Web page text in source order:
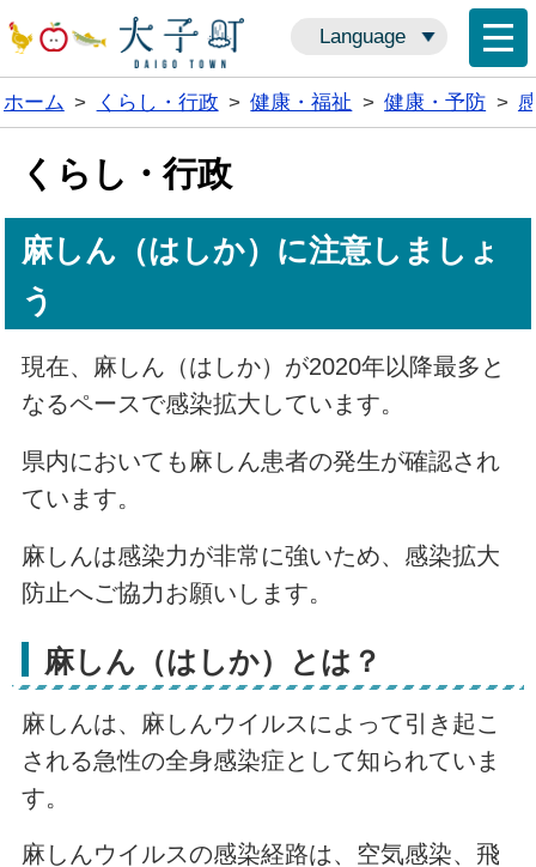
Language
ホーム > くらし・行政 > 健康・福祉 > 健康・予防 >
くらし・行政
麻しん（はしか）に注意しましょ
う
現在、麻しん（はしか）が2020年以降最多と
なるペースで感染拡大しています。
県内においても麻しん患者の発生が確認され
ています。
麻しんは感染力が非常に強いため、感染拡大
防止へご協力お願いします。
麻しん（はしか）とは？
麻しんは、麻しんウイルスによって引き起こ
される急性の全身感染症として知られていま
す。
麻しんウイルスの感染経路は、空気感染、飛